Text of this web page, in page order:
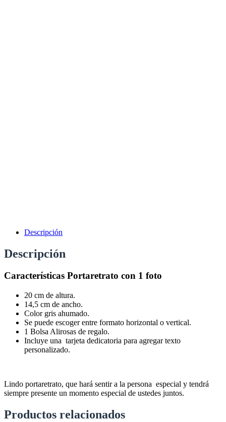
Descripción
Descripción
Características Portaretrato con 1 foto
20 cm de altura.
14,5 cm de ancho.
Color gris ahumado.
Se puede escoger entre formato horizontal o vertical.
1 Bolsa Alirosas de regalo.
Incluye una tarjeta dedicatoria para agregar texto
personalizado.
Lindo portaretrato, que hará sentir a la persona especial y tendrá
siempre presente un momento especial de ustedes juntos.
Productos relacionados